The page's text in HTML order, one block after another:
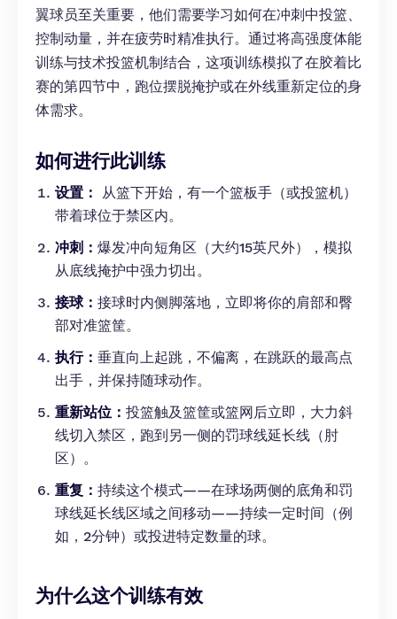
翼球员至关重要，他们需要学习如何在冲刺中投篮、
控制动量，并在疲劳时精准执行。通过将高强度体能
训练与技术投篮机制结合，这项训练模拟了在胶着比
赛的第四节中，跑位摆脱掩护或在外线重新定位的身
体需求。
如何进行此训练
设置：
从篮下开始，有一个篮板手（或投篮机）
带着球位于禁区内。
冲刺： 爆发冲向短角区（大约15英尺外），模拟
从底线掩护中强力切出。
接球： 接球时内侧脚落地，立即将你的肩部和臀
部对准篮筐。
执行： 垂直向上起跳，不偏离，在跳跃的最高点
出手，并保持随球动作。
重新站位： 投篮触及篮筐或篮网后立即，大力斜
线切入禁区，跑到另一侧的罚球线延长线（肘
区）。
重复： 持续这个模式——在球场两侧的底角和罚
球线延长线区域之间移动——持续一定时间（例
如，2分钟）或投进特定数量的球。
为什么这个训练有效